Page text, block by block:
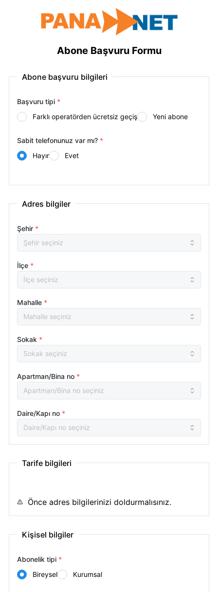
Abone Başvuru Formu
Abone başvuru bilgileri
Başvuru tipi *
Farklı operatörden ücretsiz geçiş
Yeni abone
Sabit telefonunuz var mı? *
Hayır
Evet
Adres bilgiler
Şehir *
İlçe *
Mahalle *
Sokak *
Apartman/Bina no *
Daire/Kapı no *
Tarife bilgileri
Önce adres bilgilerinizi doldurmalısınız.
Kişisel bilgiler
Abonelik tipi *
Bireysel
Kurumsal